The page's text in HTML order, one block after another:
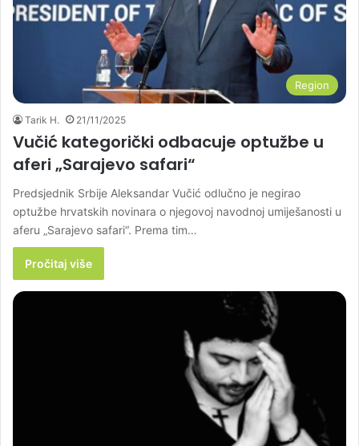
Region
Tarik H. 21/11/2025
Vučić kategorički odbacuje optužbe u
aferi „Sarajevo safari“
Predsjednik Srbije Aleksandar Vučić odlučno je negirao
optužbe hrvatskih novinara o njegovoj navodnoj umiješanosti u
aferu „Sarajevo safari“. Prema tim…
Pročitaj više